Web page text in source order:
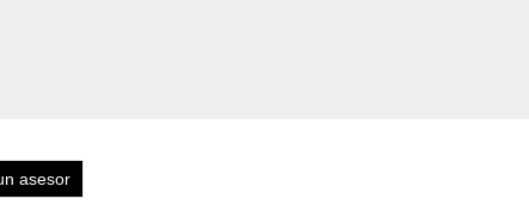
asesor